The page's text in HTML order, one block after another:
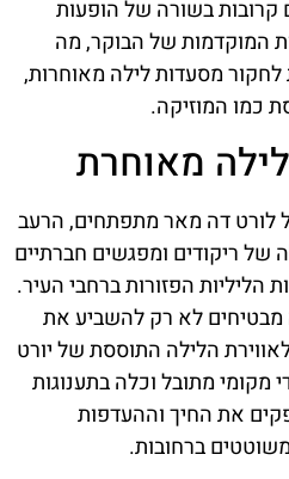
בשורה של הופעות
המוקדמות של הבוקר, מה
מסעדות לילה מאוחרות,
כמו המוזיקה.
מאוחרת
לורט דה מאר מתפתחים, הרעב
של ריקודים ומפגשים חברתיים
הפזורות ברחבי העיר.
מבטיחים לא רק להשביע את
הלילה התוססת של יורט
מתובל וכלה בתענוגות
את החיך וההעדפות
ברחובות.